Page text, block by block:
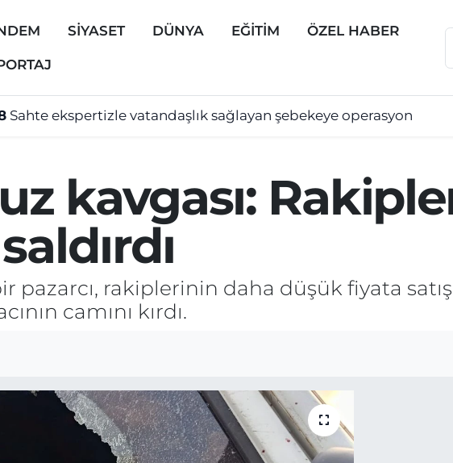
SİYASET DÜNYA EĞİTİM ÖZEL HABER
Sahte ekspertizle vatandaşlık sağlayan şebekeye operasyon
kavgası:
pazarcı, rakiplerinin daha düşük fiyata
camını kırdı.